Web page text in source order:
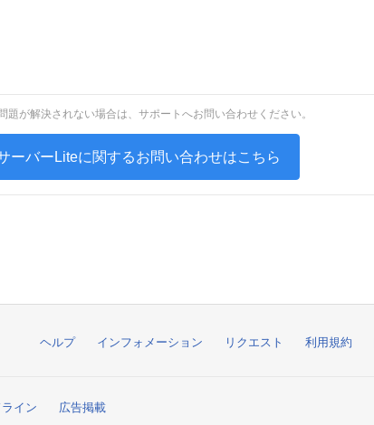
題が解決されない場合は、サポートへお問い合わせください。
ーバーLiteに関するお問い合わせはこちら
ヘルプ インフォメーション リクエスト 利用規約
イン 広告掲載